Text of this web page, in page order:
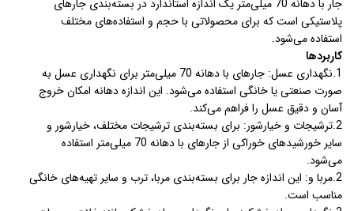
جار با دهانه 70 میلی‌متر یک اندازه استاندارد در بسته‌بندی جارهای
پلاستیکی است که برای محصولاتی با حجم و استفاده‌های مختلف
استفاده می‌شود.
کاربردها
1.نگهداری عسل: جارهای با دهانه 70 میلی‌متر برای نگهداری عسل به
صورت صنعتی یا خانگی استفاده می‌شود. این اندازه دهانه امکان خروج
آسان و دقیق عسل را فراهم می‌کند.
2.ترشیجات و خیارشور: برای بسته‌بندی ترشیجات مختلف، خیارشور و
سایر خورشیدهای خوراکی از جارهای با دهانه 70 میلی‌متر استفاده
می‌شود.
2.مربا و: این اندازه جار برای بسته‌بندی مربا، ترب و سایر تهیه‌های خانگی
مناسب است.